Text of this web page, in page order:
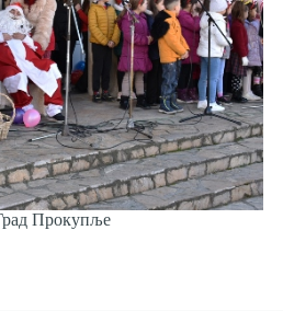
Прокупље